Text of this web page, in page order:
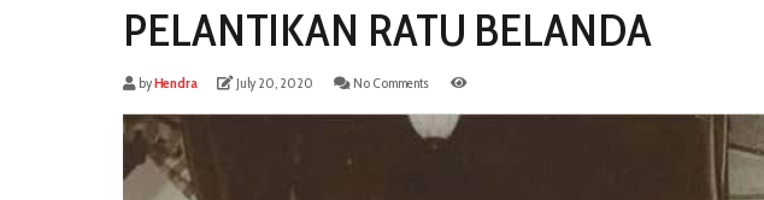
PELANTIKAN RATU BELANDA
byHendra July 20, 2020 No Comments